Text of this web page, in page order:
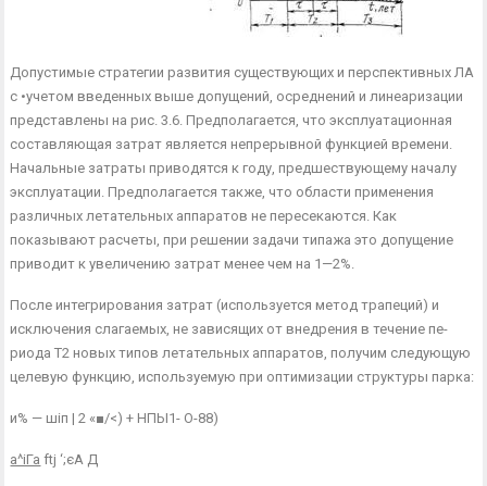
Допустимые стратегии развития су­ществующих и перспективных ЛА
с •учетом введенных выше допущений, осреднений и линеаризации
представ­лены на рис. 3.6. Предполагается, что эксплуатационная
составляющая за­трат является непрерывной функцией времени.
Начальные затраты приво­дятся к году, предшествующему нача­лу
эксплуатации. Предполагается так­же, что области применения
различных летательных аппаратов не пересекают­ся. Как
показывают расчеты, при решении задачи типажа это допу­щение
приводит к увеличению затрат менее чем на 1—2%.
После интегрирования затрат (используется метод трапеций) и
исключения слагаемых, не зависящих от внедрения в течение пе­
риода Т2 новых типов летательных аппаратов, получим следующую
целевую функцию, используемую при оптимизации структуры парка:
и% — шіп | 2 «■/<) + НПЫ1- О-88)
а^іГа ftj ‘;єА Д